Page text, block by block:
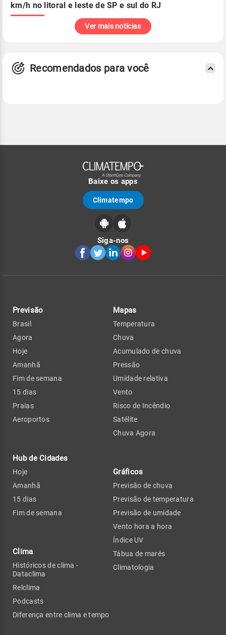
km/h no litoral e leste de SP e sul do RJ
Ver mais notícias
Recomendados para você
Baixe os apps
Climatempo
Siga-nos
Previsão
Brasil
Agora
Hoje
Amanhã
Fim de semana
15 dias
Praias
Aeroportos
Hub de Cidades
Hoje
Amanhã
15 dias
Fim de semana
Clima
Históricos de clima -
Dataclima
Relclima
Podcasts
Diferença entre clima e tempo
Mapas
Temperatura
Chuva
Acumulado de chuva
Pressão
Umidade relativa
Vento
Risco de Incêndio
Satélite
Chuva Agora
Gráficos
Previsão de chuva
Previsão de temperatura
Previsão de umidade
Vento hora a hora
Índice UV
Tábua de marés
Climatologia